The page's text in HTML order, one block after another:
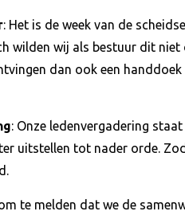
: Het is de week van de
wilden wij als bestuur dit
dan ook een
: Onze ledenvergadering
uitstellen tot nader orde.
te melden dat we de